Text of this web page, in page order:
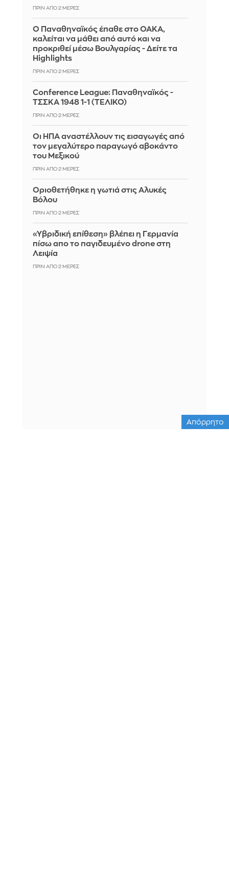
ΠΡΙΝ ΑΠΌ 2 ΜΈΡΕΣ
Ο Παναθηναϊκός έπαθε στο ΟΑΚΑ,
καλείται να μάθει από αυτό και να
προκριθεί μέσω Βουλγαρίας - Δείτε τα
Highlights
ΠΡΙΝ ΑΠΌ 2 ΜΈΡΕΣ
Conference League: Παναθηναϊκός -
ΤΣΣΚΑ 1948 1-1 (ΤΕΛΙΚΟ)
ΠΡΙΝ ΑΠΌ 2 ΜΈΡΕΣ
Οι ΗΠΑ αναστέλλουν τις εισαγωγές από
τον μεγαλύτερο παραγωγό αβοκάντο
του Μεξικού
ΠΡΙΝ ΑΠΌ 2 ΜΈΡΕΣ
Οριοθετήθηκε η γωτιά στις Αλυκές
Βόλου
ΠΡΙΝ ΑΠΌ 2 ΜΈΡΕΣ
«Υβριδική επίθεση» βλέπει η Γερμανία
πίσω απο το παγιδευμένο drone στη
Λειψία
ΠΡΙΝ ΑΠΌ 2 ΜΈΡΕΣ
Απόρρητο